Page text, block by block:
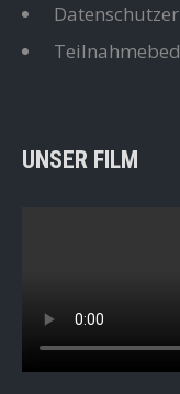
UNSER FILM